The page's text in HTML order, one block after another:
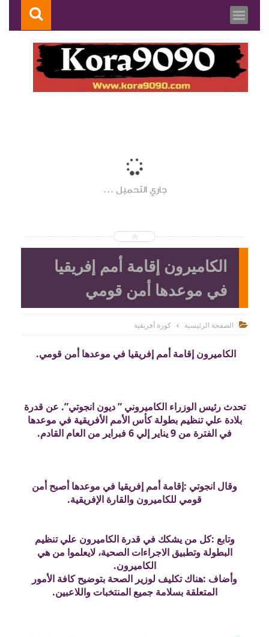
جاري التحميل ...
الكاميرون إقامة أمم إفريقيا
في موعدها أمن قومي
 الصفحة الرئيسية كورة أفريقية
الكاميرون إقامة أمم إفريقيا في موعدها أمن قومي.
تحدث رئيس الوزراء الكاميروني ” ديون انجوتي”. عن قدرة
بلادة علي تنظيم بطولة كأس الأمم الأفريقية في موعدها
في الفترة من 9 يناير إلي 6 فبراير من العام القادم.
وقال انجوتي :إقامة أمم إفريقيا في موعدها أصبح أمن
قومي للكاميرون والقارة الإفريقية.
وتابع :كل من يشكك في قدرة الكاميرون علي تنظيم
البطولة وتطبيق الاجراءات الصحية، لايعلموا من هي
الكاميرون.
وأضاف :هناك تكليف لوزير الصحة بتوضيح كافة الأمور
المتعلقة بسلامة جميع المنتخبات واللاعبين.